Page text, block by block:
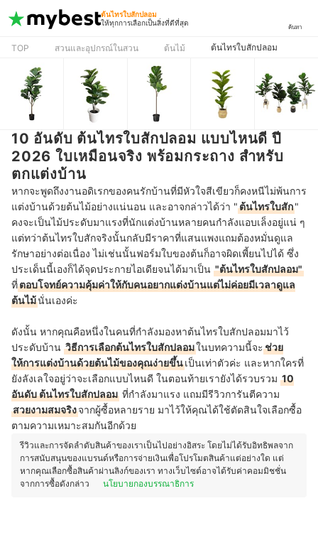
ต้นไทรใบสักปลอม
ให้ทุกการเลือกเป็นสิ่งที่ดีที่สุด
ค้นหา
TOP สวนและอุปกรณ์ในสวน ต้นไม้ ต้นไทรใบสักปลอม
10 อันดับ ต้นไทรใบสักปลอม แบบไหนดี ปี
2026 ใบเหมือนจริง พร้อมกระถาง สำหรับ
ตกแต่งบ้าน
หากจะพูดถึงงานอดิเรกของคนรักบ้านที่มีหัวใจสีเขียวก็คงหนีไม่พ้นการ
แต่งบ้านด้วยต้นไม้อย่างแน่นอน และอาจกล่าวได้ว่า "ต้นไทรใบสัก"
คงจะเป็นไม้ประดับมาแรงที่นักแต่งบ้านหลายคนกำลังแอบเล็งอยู่แน่ ๆ
แต่ทว่าต้นไทรใบสักจริงนั้นกลับมีราคาที่แสนแพงแถมต้องหมั่นดูแล
รักษาอย่างต่อเนื่อง ไม่เช่นนั้นฟอร์มใบของต้นก็อาจผิดเพี้ยนไปได้ ซึ่ง
ประเด็นนี้เองก็ได้จุดประกายไอเดียจนได้มาเป็น "ต้นไทรใบสักปลอม"
ที่ตอบโจทย์ความคุ้มค่าให้กับคนอยากแต่งบ้านแต่ไม่ค่อยมีเวลาดูแล
ต้นไม้นั่นเองค่ะ
ดังนั้น หากคุณคือหนึ่งในคนที่กำลังมองหาต้นไทรใบสักปลอมมาไว้
ประดับบ้าน วิธีการเลือกต้นไทรใบสักปลอมในบทความนี้จะช่วย
ให้การแต่งบ้านด้วยต้นไม้ของคุณง่ายขึ้นเป็นเท่าตัวค่ะ และหากใครที่
ยังลังเลใจอยู่ว่าจะเลือกแบบไหนดี ในตอนท้ายเรายังได้รวบรวม 10
อันดับ ต้นไทรใบสักปลอม ที่กำลังมาแรง แถมมีรีวิวการันตีความ
สวยงามสมจริงจากผู้ซื้อหลายราย มาไว้ให้คุณได้ใช้ตัดสินใจเลือกซื้อ
ตามความเหมาะสมกันอีกด้วย
รีวิวและการจัดลำดับสินค้าของเราเป็นไปอย่างอิสระ โดยไม่ได้รับอิทธิพลจาก
การสนับสนุนของแบรนด์หรือการจ่ายเงินเพื่อโปรโมตสินค้าแต่อย่างใด แต่
หากคุณเลือกซื้อสินค้าผ่านลิงก์ของเรา ทางเว็บไซต์อาจได้รับค่าคอมมิชชั่น
จากการซื้อดังกล่าว
นโยบายกองบรรณาธิการ